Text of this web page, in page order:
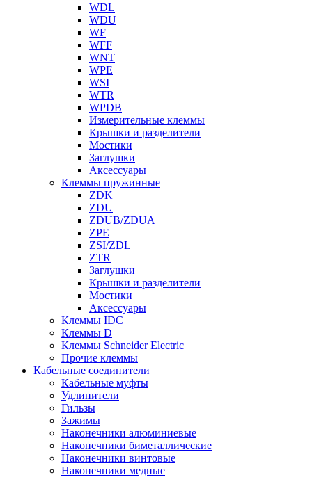
WDL
WDU
WF
WFF
WNT
WPE
WSI
WTR
WPDB
Измерительные клеммы
Крышки и разделители
Мостики
Заглушки
Аксессуары
Клеммы пружинные
ZDK
ZDU
ZDUB/ZDUA
ZPE
ZSI/ZDL
ZTR
Заглушки
Крышки и разделители
Мостики
Аксессуары
Клеммы IDC
Клеммы D
Клеммы Schneider Electric
Прочие клеммы
Кабельные соединители
Кабельные муфты
Удлинители
Гильзы
Зажимы
Наконечники алюминиевые
Наконечники биметаллические
Наконечники винтовые
Наконечники медные